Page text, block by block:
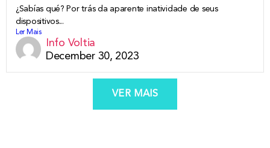
¿Sabías qué? Por trás da aparente inatividade de seus
dispositivos...
Ler Mais
Info Voltia
December 30, 2023
VER MAIS